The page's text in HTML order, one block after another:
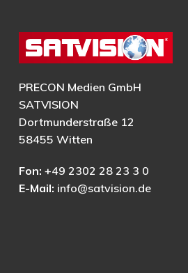
PRECON Medien GmbH
SATVISION
Dortmunderstraße 12
58455 Witten
Fon: +49 2302 28 23 3 0
E-Mail: info@satvision.de